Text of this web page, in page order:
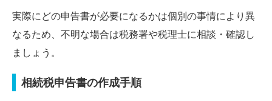
実際にどの申告書が必要になるかは個別の事情により異
なるため、不明な場合は税務署や税理士に相談・確認し
ましょう。
相続税申告書の作成手順